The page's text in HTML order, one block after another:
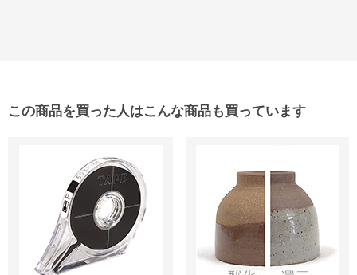
この商品を買った人はこんな商品も買っています